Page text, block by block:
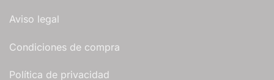
Aviso legal
Condiciones de compra
Política de privacidad